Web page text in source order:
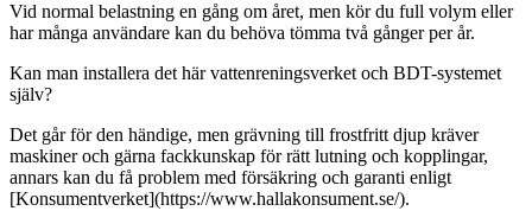
Vid normal belastning en gång om året, men kör du full volym eller
har många användare kan du behöva tömma två gånger per år.
Kan man installera det här vattenreningsverket och BDT-systemet
själv?
Det går för den händige, men grävning till frostfritt djup kräver
maskiner och gärna fackkunskap för rätt lutning och kopplingar,
annars kan du få problem med försäkring och garanti enligt
[Konsumentverket](https://www.hallakonsument.se/).